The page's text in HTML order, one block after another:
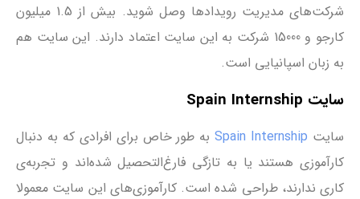
شرکت‌های مدیریت رویدادها وصل شوید. بیش از 1.5 میلیون
کارجو و 15000 شرکت به این سایت اعتماد دارند. این سایت هم
به زبان اسپانیایی است.
سایت Spain Internship
سایت Spain Internshipبه طور خاص برای افرادی که به دنبال
کارآموزی هستند یا به تازگی فارغ‌التحصیل شده‌اند و تجربه‌ی
کاری ندارند، طراحی شده است. کارآموزی‌های این سایت معمولا